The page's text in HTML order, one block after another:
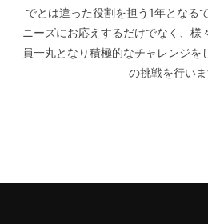
でとは違った役割を担う1年となる
ニーズにお応えするだけでなく、様
員一丸となり積極的なチャレンジを
の挑戦を行いま